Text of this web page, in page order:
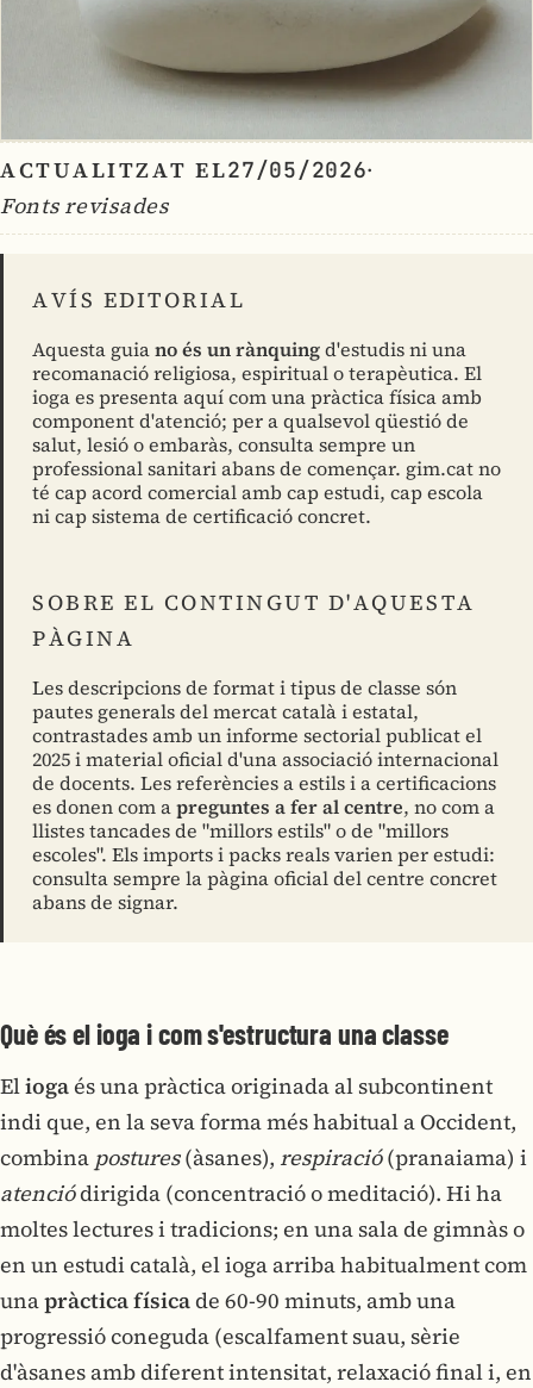
ACTUALITZAT EL27/05/2026·
Fonts revisades
AVÍS EDITORIAL
Aquesta guiano és un rànquingd'estudis ni una
recomanació religiosa, espiritual o terapèutica. El
ioga es presenta aquí com una pràctica física amb
component d'atenció; per a qualsevol qüestió de
salut, lesió o embaràs, consulta sempre un
professional sanitari abans de començar. gim.cat no
té cap acord comercial amb cap estudi, cap escola
ni cap sistema de certificació concret.
SOBRE EL CONTINGUT D'AQUESTA
PÀGINA
Les descripcions de format i tipus de classe són
pautes generals del mercat català i estatal,
contrastades amb un informe sectorial publicat el
2025 i material oficial d'una associació internacional
de docents. Les referències a estils i a certificacions
es donen com apreguntes a fer al centre, no com a
llistes tancades de "millors estils" o de "millors
escoles". Els imports i packs reals varien per estudi:
consulta sempre la pàgina oficial del centre concret
abans de signar.
Què és el ioga i com s'estructura una classe
Eliogaés una pràctica originada al subcontinent
indi que, en la seva forma més habitual a Occident,
combina postures(àsanes), respiració(pranaiama) i
atenciódirigida (concentració o meditació). Hi ha
moltes lectures i tradicions; en una sala de gimnàs o
en un estudi català, el ioga arriba habitualment com
unapràctica físicade 60-90 minuts, amb una
progressió coneguda (escalfament suau, sèrie
d'àsanes amb diferent intensitat, relaxació final i, en